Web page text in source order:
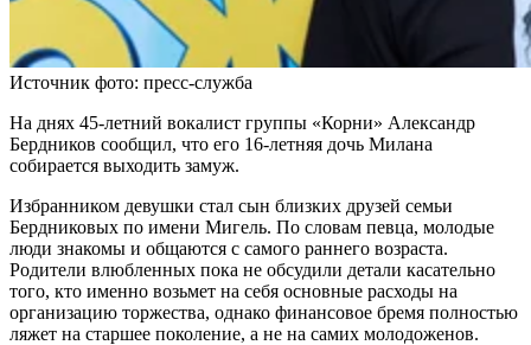
Источник фото: пресс-служба
На днях 45-летний вокалист группы «Корни» Александр
Бердников сообщил, что его 16-летняя дочь Милана
собирается выходить замуж.
Избранником девушки стал сын близких друзей семьи
Бердниковых по имени Мигель. По словам певца, молодые
люди знакомы и общаются с самого раннего возраста.
Родители влюбленных пока не обсудили детали касательно
того, кто именно возьмет на себя основные расходы на
организацию торжества, однако финансовое бремя полностью
ляжет на старшее поколение, а не на самих молодоженов.